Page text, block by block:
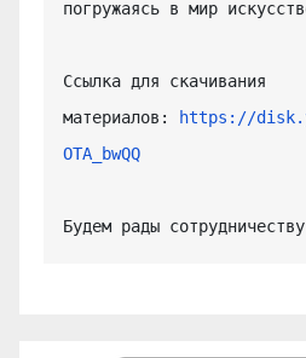
погружаясь в мир
Ссылка для скачивания
материалов:
https://
OTA_bwQQ
Будем рады